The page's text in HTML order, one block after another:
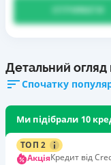
ОТРИМАТИ
Детальний огляд
Спочатку
Ми підібрали 10
ТОП 2
АкціяКредит від